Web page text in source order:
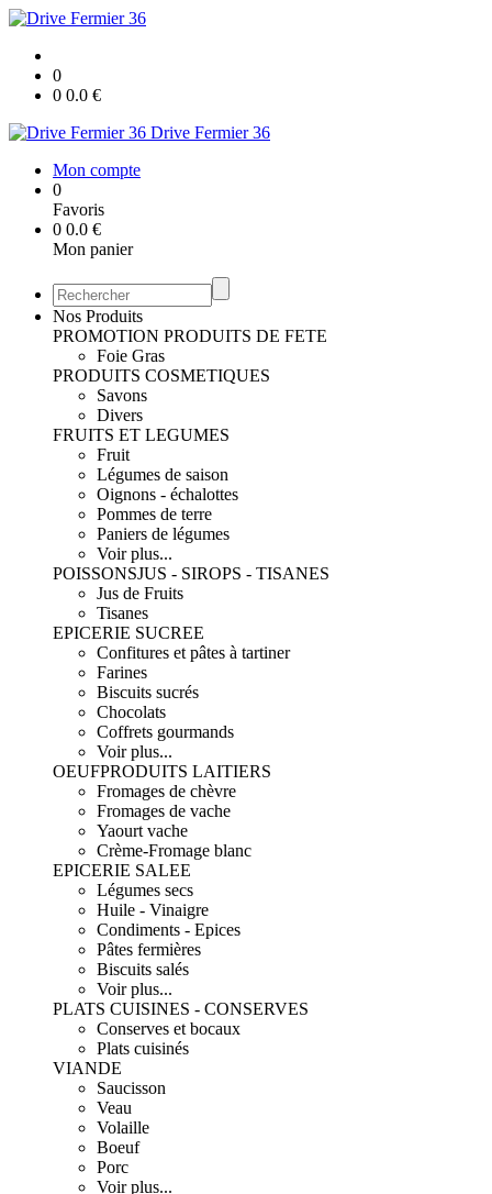
0
0 0.0 €
Drive Fermier 36
Mon compte
0
Favoris
0 0.0 €
Mon panier
Nos Produits
PROMOTION PRODUITS DE FETE
Foie Gras
PRODUITS COSMETIQUES
Savons
Divers
FRUITS ET LEGUMES
Fruit
Légumes de saison
Oignons - échalottes
Pommes de terre
Paniers de légumes
Voir plus...
POISSONSJUS - SIROPS - TISANES
Jus de Fruits
Tisanes
EPICERIE SUCREE
Confitures et pâtes à tartiner
Farines
Biscuits sucrés
Chocolats
Coffrets gourmands
Voir plus...
OEUFPRODUITS LAITIERS
Fromages de chèvre
Fromages de vache
Yaourt vache
Crème-Fromage blanc
EPICERIE SALEE
Légumes secs
Huile - Vinaigre
Condiments - Epices
Pâtes fermières
Biscuits salés
Voir plus...
PLATS CUISINES - CONSERVES
Conserves et bocaux
Plats cuisinés
VIANDE
Saucisson
Veau
Volaille
Boeuf
Porc
Voir plus...